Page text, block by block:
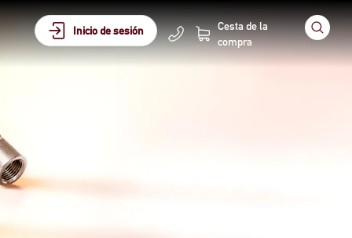
Inicio de sesión
Cesta de la
compra